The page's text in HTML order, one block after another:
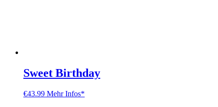
Sweet Birthday
€43.99 Mehr Infos*